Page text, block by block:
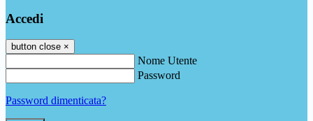
Accedi
button close ×
Nome Utente
Password
Password dimenticata?